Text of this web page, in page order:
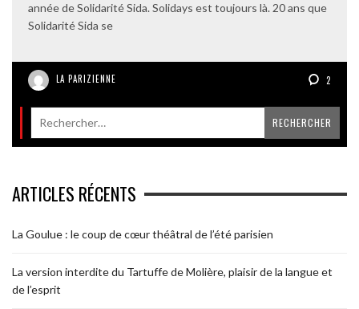
année de Solidarité Sida. Solidays est toujours là. 20 ans que
Solidarité Sida se
LA PARIZIENNE 2
ARTICLES RÉCENTS
La Goulue : le coup de cœur théâtral de l’été parisien
La version interdite du Tartuffe de Molière, plaisir de la langue et
de l’esprit